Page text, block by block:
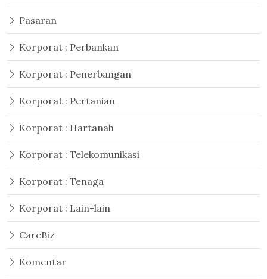
Pasaran
Korporat : Perbankan
Korporat : Penerbangan
Korporat : Pertanian
Korporat : Hartanah
Korporat : Telekomunikasi
Korporat : Tenaga
Korporat : Lain-lain
CareBiz
Komentar